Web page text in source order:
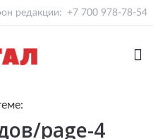
редакции: +7 700 978-78-54